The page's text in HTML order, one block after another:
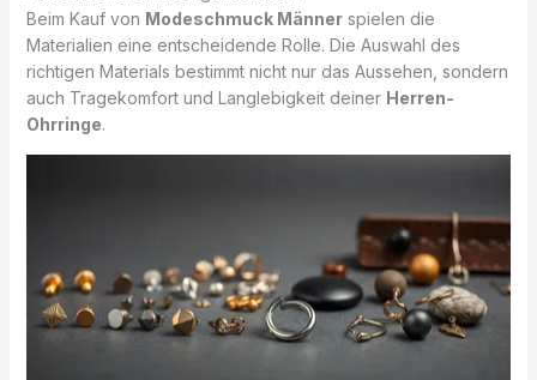
Beim Kauf von Modeschmuck Männerspielen die
Materialien eine entscheidende Rolle. Die Auswahl des
richtigen Materials bestimmt nicht nur das Aussehen, sondern
auch Tragekomfort und Langlebigkeit deiner Herren-
Ohrringe.